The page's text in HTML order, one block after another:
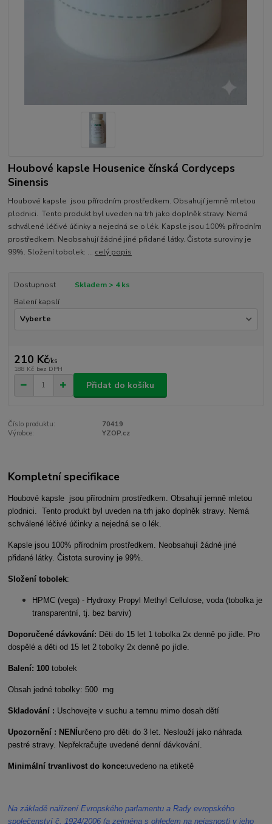
Houbové kapsle Housenice čínská Cordyceps
Sinensis
Houbové kapsle jsou přírodním prostředkem. Obsahují jemně mletou
plodnici. Tento produkt byl uveden na trh jako doplněk stravy. Nemá
schválené léčivé účinky a nejedná se o lék. Kapsle jsou 100% přírodním
prostředkem. Neobsahují žádné jiné přidané látky. Čistota suroviny je
99%. Složení tobolek: ... celý popis
Dostupnost
Skladem > 4 ks
Balení kapslí
210 Kč/ks
188 Kč bez DPH
Přidat do košíku
Číslo produktu:
70419
Výrobce:
YZOP.cz
Kompletní specifikace
Houbové kapsle jsou přírodním prostředkem. Obsahují jemně mletou
plodnici. Tento produkt byl uveden na trh jako doplněk stravy. Nemá
schválené léčivé účinky a nejedná se o lék.
Kapsle jsou 100% přírodním prostředkem. Neobsahují žádné jiné
přidané látky. Čistota suroviny je 99%.
Složení tobolek:
HPMC (vega) - Hydroxy Propyl Methyl Cellulose, voda (tobolka je
transparentní, tj. bez barviv)
Doporučené dávkování: Děti do 15 let 1 tobolka 2x denně po jídle. Pro
dospělé a děti od 15 let 2 tobolky 2x denně po jídle.
Balení: 100tobolek
Obsah jedné tobolky: 500 mg
Skladování : Uschovejte v suchu a temnu mimo dosah dětí
Upozornění : NENÍurčeno pro děti do 3 let. Neslouží jako náhrada
pestré stravy. Nepřekračujte uvedené denní dávkování.
Minimální trvanlivost do konce:uvedeno na etiketě
Na základě nařízení Evropského parlamentu a Rady evropského
společenství č. 1924/2006 (a zejména s ohledem na nejasnosti v jeho